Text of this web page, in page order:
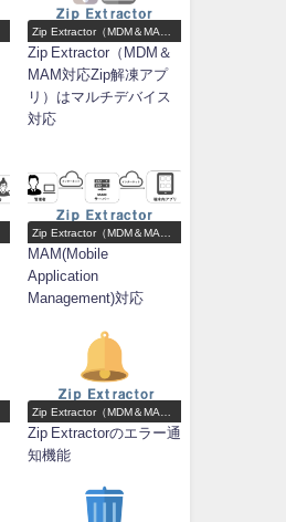
Zip Extractor（MDM＆MAM
対応Zip解凍アプリ）機能一
覧
Zip Extractor（MDM＆
MAM対応Zip解凍アプ
リ）はマルチデバイス
対応
Zip Extractor（MDM＆MAM
対応Zip解凍アプリ）機能一
MAM(Mobile
Application
Management)対応
Zip Extractor（MDM＆MAM
対応Zip解凍アプリ）機能一
覧
Zip Extractorのエラー通
知機能